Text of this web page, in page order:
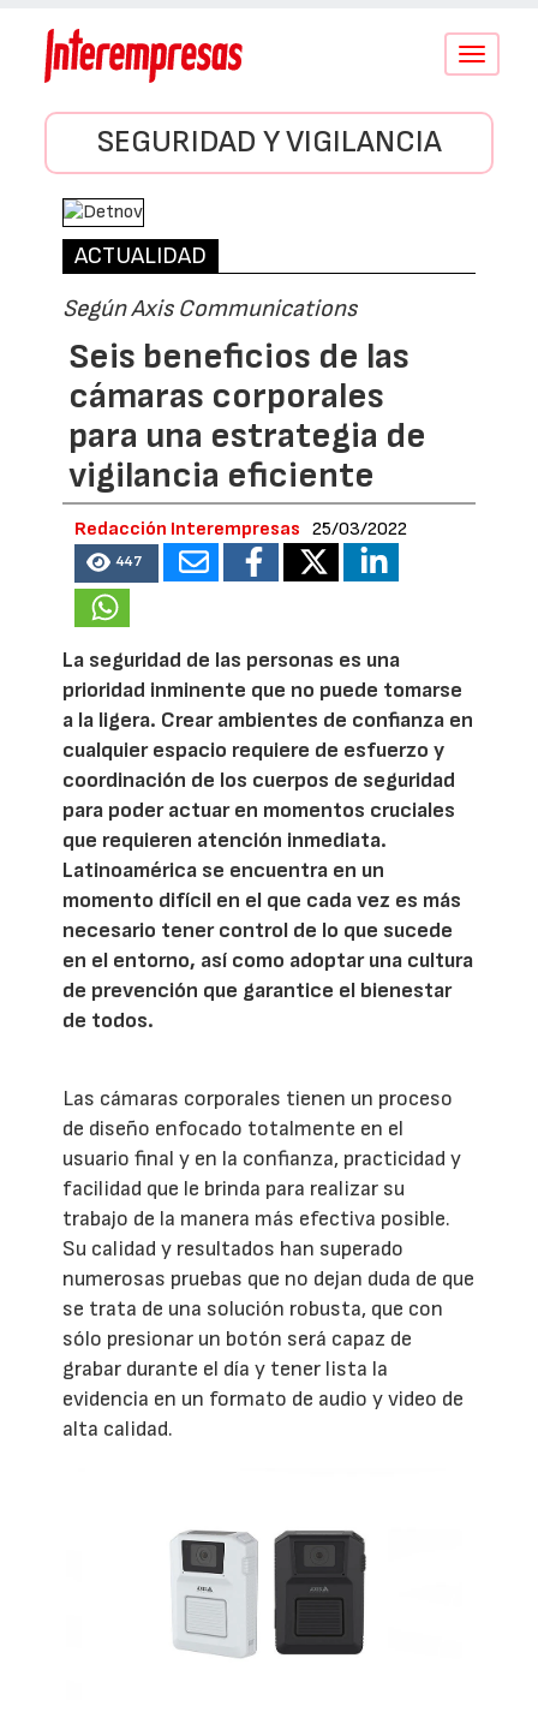
Conmutar
SEGURIDAD Y VIGILANCIA
ACTUALIDAD
Según Axis Communications
Seis beneficios de las
cámaras corporales
para una estrategia de
vigilancia eficiente
Redacción Interempresas 25/03/2022
447
La seguridad de las personas es una
prioridad inminente que no puede tomarse
a la ligera. Crear ambientes de confianza en
cualquier espacio requiere de esfuerzo y
coordinación de los cuerpos de seguridad
para poder actuar en momentos cruciales
que requieren atención inmediata.
Latinoamérica se encuentra en un
momento difícil en el que cada vez es más
necesario tener control de lo que sucede
en el entorno, así como adoptar una cultura
de prevención que garantice el bienestar
de todos.
Las cámaras corporales tienen un proceso
de diseño enfocado totalmente en el
usuario final y en la confianza, practicidad y
facilidad que le brinda para realizar su
trabajo de la manera más efectiva posible.
Su calidad y resultados han superado
numerosas pruebas que no dejan duda de que
se trata de una solución robusta, que con
sólo presionar un botón será capaz de
grabar durante el día y tener lista la
evidencia en un formato de audio y video de
alta calidad.